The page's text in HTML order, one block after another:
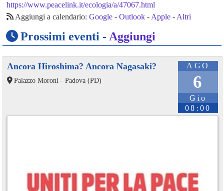
https://www.peacelink.it/ecologia/a/47067.html
Aggiungi a calendario: Google- Outlook- Apple- Altri
Prossimi eventi - Aggiungi
AGO
6
Gio
08:00
Ancora Hiroshima? Ancora Nagasaki?
Palazzo Moroni - Padova (PD)